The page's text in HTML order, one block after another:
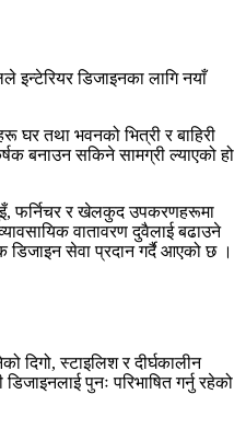
इन्टेरियर डिजाइनका लागि नयाँ
घर तथा भवनको भित्री र बाहिरी
बनाउन सकिने सामग्री ल्याएको हो
फर्निचर र खेलकुद उपकरणहरूमा
वातावरण दुवैलाई बढाउने
सेवा प्रदान गर्दै आएको छ ।
दिगो, स्टाइलिश र दीर्घकालीन
पुनः परिभाषित गर्नु रहेको